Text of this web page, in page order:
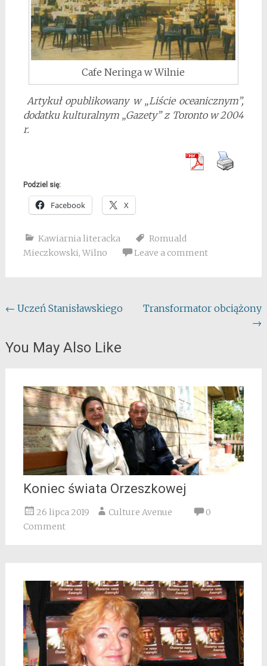
Cafe Neringa w Wilnie
Artykuł opublikowany w „Liście oceanicznym”,
dodatku kulturalnym „Gazety” z Toronto w 2004
r.
Podziel się:
Facebook X
Kawiarnia literacka
Romuald
Mieczkowski, Wilno Leave a comment
Post
← Uczeń Stanisławskiego
Transformator obciążony
→
You May Also Like
Koniec świata Orzeszkowej
26 lipca 2019 Culture Avenue
0
Comment